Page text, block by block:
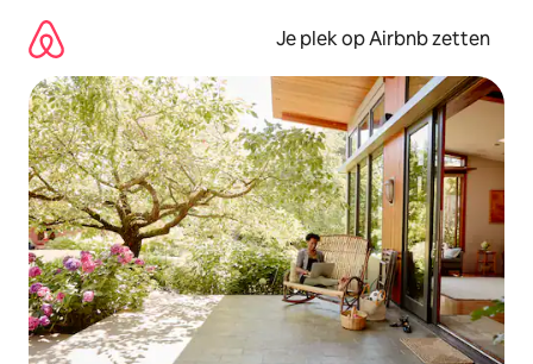
direct
naar
inhoud
Je plek op Airbnb zetten